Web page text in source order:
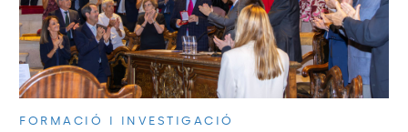
FORMACIÓ I INVESTIGACIÓ